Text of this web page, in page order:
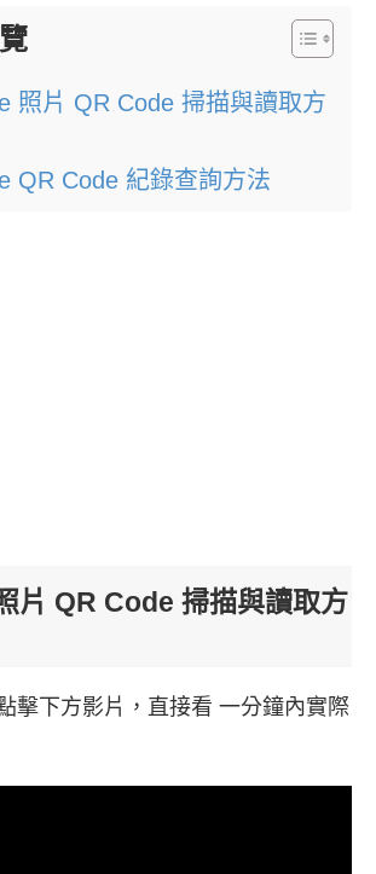
照片 QR Code 掃描與讀取方
QR Code 紀錄查詢方法
片 QR Code 掃描與讀取方
擊下方影片，直接看 一分鐘內實際